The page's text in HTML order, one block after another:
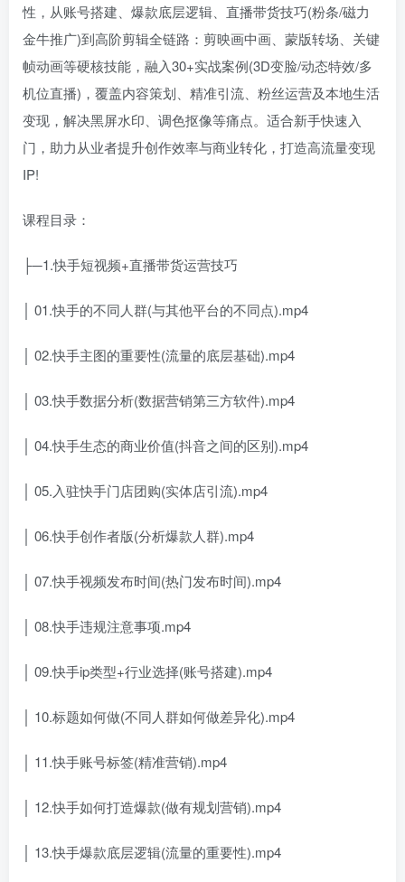
性，从账号搭建、爆款底层逻辑、直播带货技巧(粉条/磁力
金牛推广)到高阶剪辑全链路：剪映画中画、蒙版转场、关键
帧动画等硬核技能，融入30+实战案例(3D变脸/动态特效/多
机位直播)，覆盖内容策划、精准引流、粉丝运营及本地生活
变现，解决黑屏水印、调色抠像等痛点。适合新手快速入
门，助力从业者提升创作效率与商业转化，打造高流量变现
IP!
课程目录：
├─1.快手短视频+直播带货运营技巧
│ 01.快手的不同人群(与其他平台的不同点).mp4
│ 02.快手主图的重要性(流量的底层基础).mp4
│ 03.快手数据分析(数据营销第三方软件).mp4
│ 04.快手生态的商业价值(抖音之间的区别).mp4
│ 05.入驻快手门店团购(实体店引流).mp4
│ 06.快手创作者版(分析爆款人群).mp4
│ 07.快手视频发布时间(热门发布时间).mp4
│ 08.快手违规注意事项.mp4
│ 09.快手ip类型+行业选择(账号搭建).mp4
│ 10.标题如何做(不同人群如何做差异化).mp4
│ 11.快手账号标签(精准营销).mp4
│ 12.快手如何打造爆款(做有规划营销).mp4
│ 13.快手爆款底层逻辑(流量的重要性).mp4